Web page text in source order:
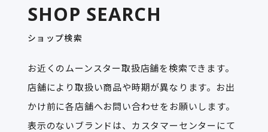
SHOP SEARCH
ショップ検索
お近くのムーンスター取扱店舗を検索できます。
店舗により取扱い商品や時期が異なります。お出
かけ前に各店舗へお問い合わせをお願いします。
表示のないブランドは、カスタマーセンターにて